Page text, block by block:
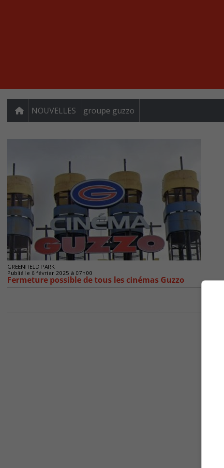
NOUVELLES groupe guzzo
GREENFIELD PARK
Publié le 6 février 2025 à 07h00
Fermeture possible de tous les cinémas Guzzo